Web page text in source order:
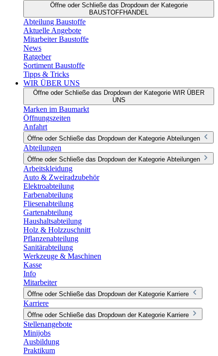
Öffne oder Schließe das Dropdown der Kategorie
BAUSTOFFHANDEL
Abteilung Baustoffe
Aktuelle Angebote
Mitarbeiter Baustoffe
News
Ratgeber
Sortiment Baustoffe
Tipps & Tricks
WIR ÜBER UNS
Öffne oder Schließe das Dropdown der Kategorie WIR ÜBER
UNS
Marken im Baumarkt
Öffnungszeiten
Anfahrt
Öffne oder Schließe das Dropdown der Kategorie Abteilungen
Abteilungen
Öffne oder Schließe das Dropdown der Kategorie Abteilungen
Arbeitskleidung
Auto & Zweiradzubehör
Elektroabteilung
Farbenabteilung
Fliesenabteilung
Gartenabteilung
Haushaltsabteilung
Holz & Holzzuschnitt
Pflanzenabteilung
Sanitärabteilung
Werkzeuge & Maschinen
Kasse
Info
Mitarbeiter
Öffne oder Schließe das Dropdown der Kategorie Karriere
Karriere
Öffne oder Schließe das Dropdown der Kategorie Karriere
Stellenangebote
Minijobs
Ausbildung
Praktikum